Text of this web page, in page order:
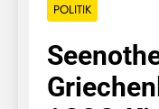
POLITIK